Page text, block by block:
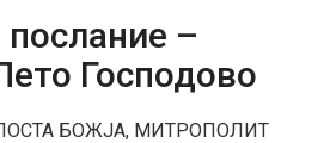
–
Господово
БОЖЈА, МИТРОПОЛИТ